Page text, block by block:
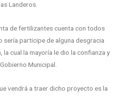
Landeros.
de fertilizantes cuenta con todos
sería participe de alguna desgracia
cual la mayoría le dio la confianza y
Municipal.
vendrá a traer dicho proyecto es la